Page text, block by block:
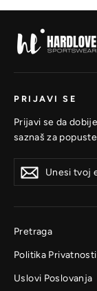
PRIJAVI SE
Prijavi se da
saznaš za
tvoj
se
Prijavi
se
Pretraga
Politika Privatnosti
Uslovi Poslovanja